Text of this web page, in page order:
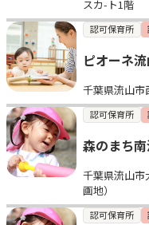
スカ-ト1階
認可保育所
ピオーネ
千葉県流山市
認可保育所
森のまち
千葉県流山市
画地）
認可保育所